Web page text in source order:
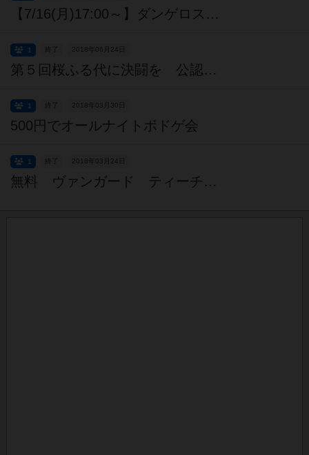
【7/16(月)17:00～】ダンゲロスボードゲーム交流会
第５回桜ふる代に決闘を 公認大会
終了 2018年06月24日
1
500円でオールナイトボドゲ会
終了 2018年03月30日
1
無料 ヴァンガード ティーチングキャラバン
終了 2018年03月24日
1